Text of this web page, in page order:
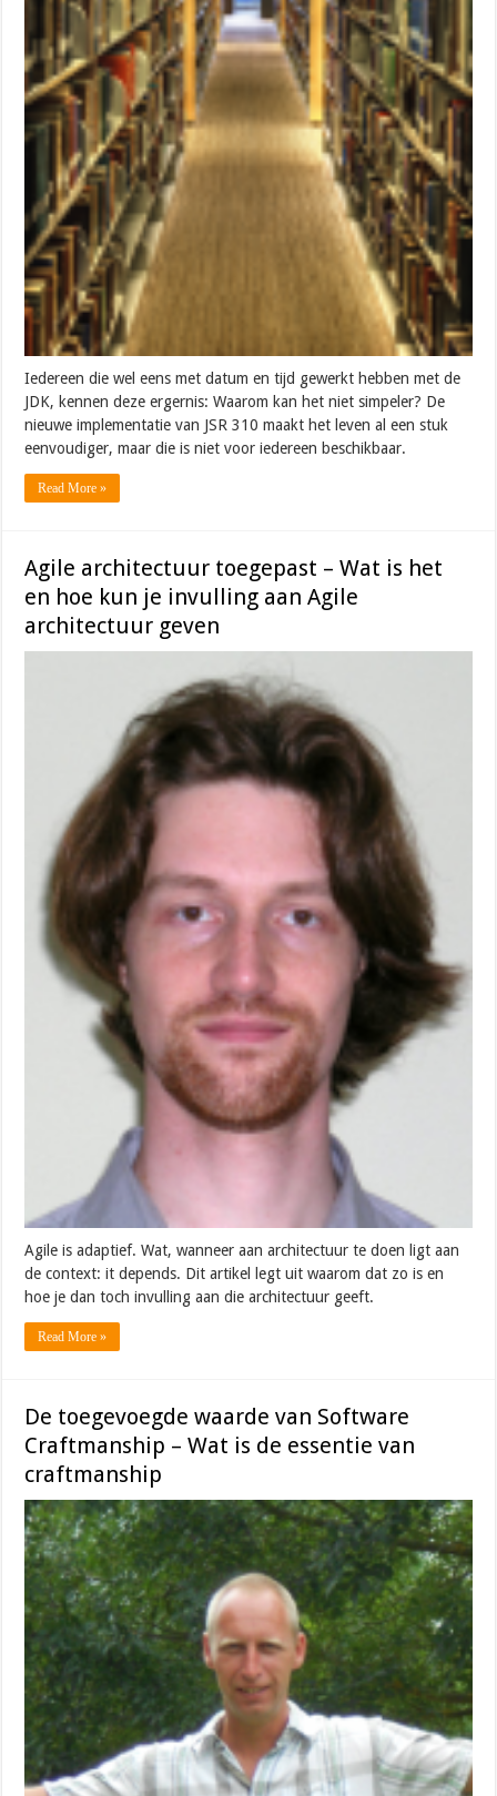
Iedereen die wel eens met datum en tijd gewerkt hebben met de
JDK, kennen deze ergernis: Waarom kan het niet simpeler? De
nieuwe implementatie van JSR 310 maakt het leven al een stuk
eenvoudiger, maar die is niet voor iedereen beschikbaar.
Read More »
Agile architectuur toegepast – Wat is het
en hoe kun je invulling aan Agile
architectuur geven
Agile is adaptief. Wat, wanneer aan architectuur te doen ligt aan
de context: it depends. Dit artikel legt uit waarom dat zo is en
hoe je dan toch invulling aan die architectuur geeft.
Read More »
De toegevoegde waarde van Software
Craftmanship – Wat is de essentie van
craftmanship